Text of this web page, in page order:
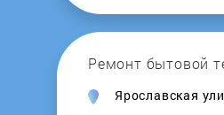
ORE
Ремонт бытовой
Ярославская